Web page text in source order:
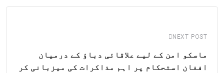
NEXT POST
ماسکو امن کے لیے علاقائی دباؤ کے درمیان
افغان استحکام پر اہم مذاکرات کی میزبانی کر